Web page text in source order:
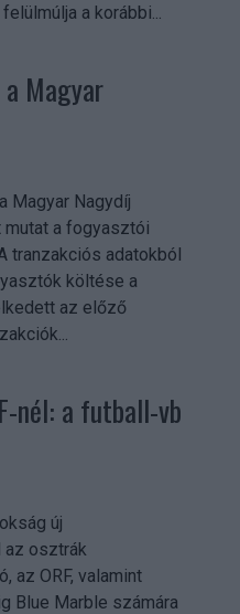
a korábbi...
Magyar
Magyar Nagydíj
a fogyasztói
tranzakciós adatokból
költése a
az előző
nél: a futball-vb
új
osztrák
az ORF, valamint
Blue Marble számára